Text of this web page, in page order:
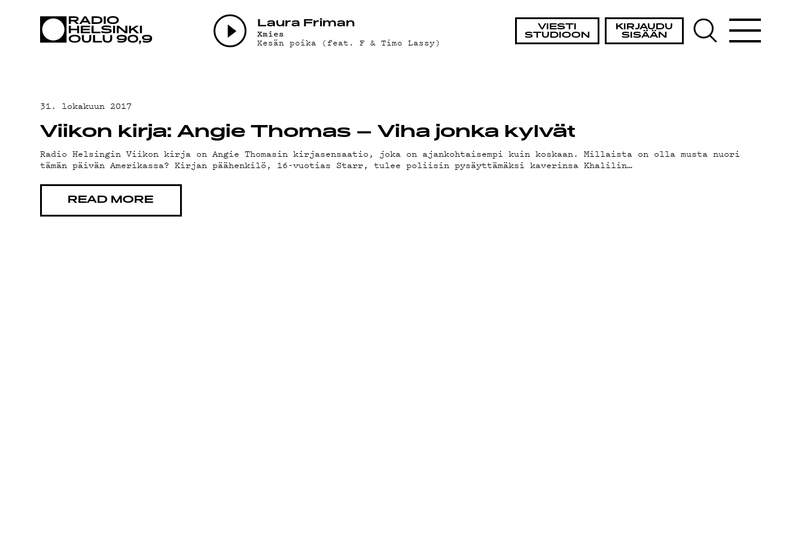
VIESTI
STUDIOON
KIRJAUDU
SISÄÄN
Laura Friman
Xmies
Kesän poika (feat. F & Timo Lassy)
AJANKOHTAISTA
TEKIJÄT
ON-DEMAND
PODCAST
31. lokakuun 2017
Viikon kirja: Angie Thomas – Viha jonka kylvät
Radio Helsingin Viikon kirja on Angie Thomasin kirjasensaatio, joka on ajankohtaisempi kuin koskaan. Millaista on olla musta nuori
tämän päivän Amerikassa? Kirjan päähenkilö, 16-vuotias Starr, tulee poliisin pysäyttämäksi kaverinsa Khalilin…
READ MORE